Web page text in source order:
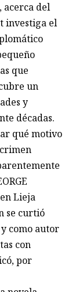
del
investiga el
que
un
y
décadas.
qué motivo
Lieja
se curtió
como autor
con
por